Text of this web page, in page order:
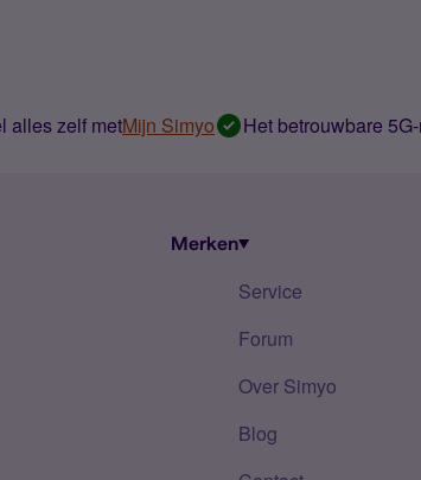
alles zelf metMijn Simyo Het betrouwbare
Merken
Service
Forum
Over Simyo
Blog